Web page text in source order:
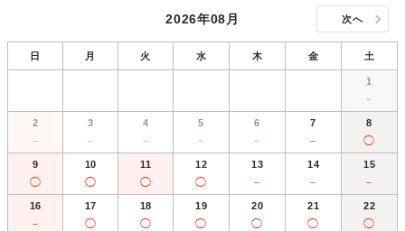
2026年08月 次へ
日 月 火 水 木 金 土
1
－
2
－
3
－
4
－
5
－
6
－
7
－
8
◯
9
◯
10
◯
11
◯
12
◯
13
－
14
－
15
－
16
－
17
◯
18
◯
19
◯
20
◯
21
◯
22
◯